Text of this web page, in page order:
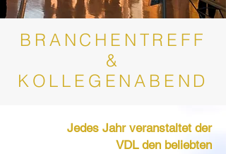
BRANCHENTREFF
&
KOLLEGENABEND
Jedes Jahr veranstaltet der
VDL den beliebten